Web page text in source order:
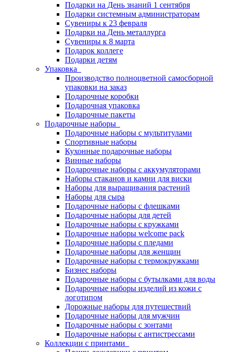
Подарки на День знаний 1 сентября
Подарки системным администраторам
Сувениры к 23 февраля
Подарки на День металлурга
Сувениры к 8 марта
Подарок коллеге
Подарки детям
Упаковка
Производство полноцветной самосборной
упаковки на заказ
Подарочные коробки
Подарочная упаковка
Подарочные пакеты
Подарочные наборы
Подарочные наборы с мультитулами
Спортивные наборы
Кухонные подарочные наборы
Винные наборы
Подарочные наборы с аккумуляторами
Наборы стаканов и камни для виски
Наборы для выращивания растений
Наборы для сыра
Подарочные наборы с флешками
Подарочные наборы для детей
Подарочные наборы с кружками
Подарочные наборы welcome pack
Подарочные наборы с пледами
Подарочные наборы для женщин
Подарочные наборы с термокружками
Бизнес наборы
Подарочные наборы с бутылками для воды
Подарочные наборы изделий из кожи с
логотипом
Дорожные наборы для путешествий
Подарочные наборы для мужчин
Подарочные наборы с зонтами
Подарочные наборы с антистрессами
Коллекции с принтами